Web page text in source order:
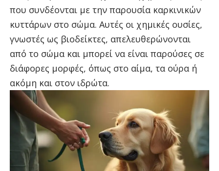
που συνδέονται με την παρουσία καρκινικών
κυττάρων στο σώμα. Αυτές οι χημικές ουσίες,
γνωστές ως βιοδείκτες, απελευθερώνονται
από το σώμα και μπορεί να είναι παρούσες σε
διάφορες μορφές, όπως στο αίμα, τα ούρα ή
ακόμη και στον ιδρώτα.